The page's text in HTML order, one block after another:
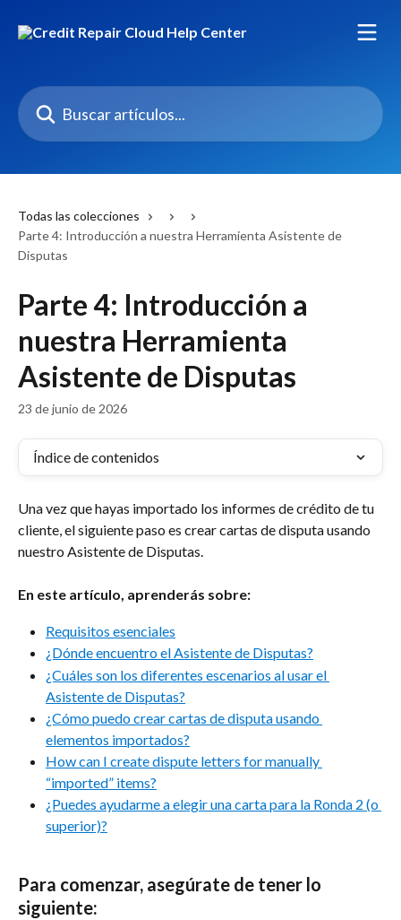
Buscar artículos...
Todas las colecciones
Parte 4: Introducción a nuestra Herramienta Asistente de
Disputas
Parte 4: Introducción a
nuestra Herramienta
Asistente de Disputas
23 de junio de 2026
Índice de contenidos
Una vez que hayas importado los informes de crédito de tu
cliente, el siguiente paso es crear cartas de disputa usando
nuestro Asistente de Disputas.
En este artículo, aprenderás sobre:
Requisitos esenciales
¿Dónde encuentro el Asistente de Disputas?
¿Cuáles son los diferentes escenarios al usar el
Asistente de Disputas?
¿Cómo puedo crear cartas de disputa usando
elementos importados?
How can I create dispute letters for manually
“imported” items?
¿Puedes ayudarme a elegir una carta para la Ronda 2 (o
superior)?
Para comenzar, asegúrate de tener lo
siguiente: